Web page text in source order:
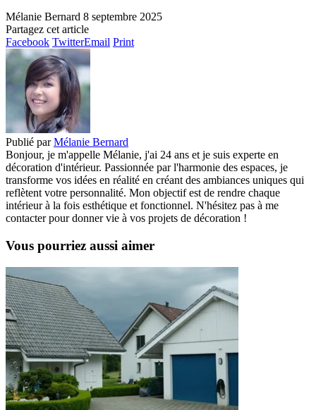
Mélanie Bernard 8 septembre 2025
Partagez cet article
Facebook TwitterEmail Print
Publié par Mélanie Bernard
Bonjour, je m'appelle Mélanie, j'ai 24 ans et je suis experte en
décoration d'intérieur. Passionnée par l'harmonie des espaces, je
transforme vos idées en réalité en créant des ambiances uniques qui
reflètent votre personnalité. Mon objectif est de rendre chaque
intérieur à la fois esthétique et fonctionnel. N'hésitez pas à me
contacter pour donner vie à vos projets de décoration !
Vous pourriez aussi aimer